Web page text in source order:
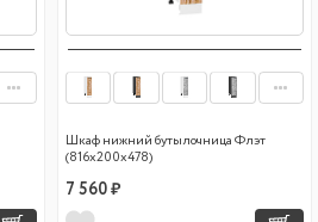
Шкаф нижний бутылочница Флэт
(816х200х478)
7 560 ₽